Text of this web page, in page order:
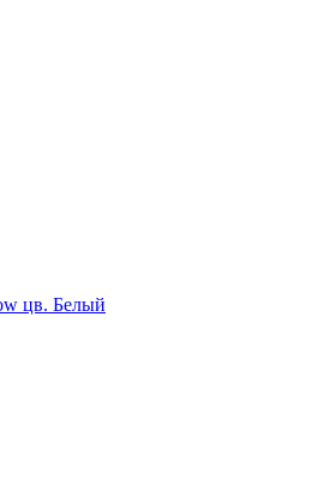
цв. Белый